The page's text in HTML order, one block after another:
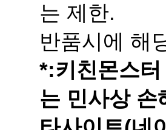
는 제한.
반품시에 해
는 민사상 손